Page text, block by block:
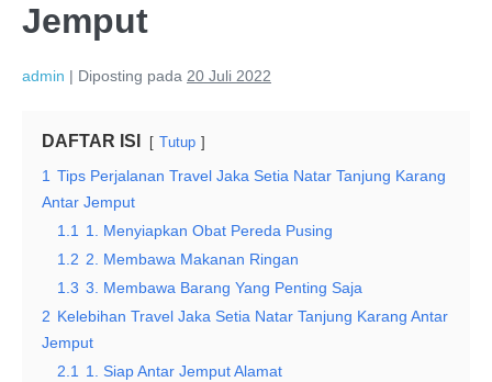
Jemput
admin | Diposting pada 20 Juli 2022
DAFTAR ISI Tutup
1 Tips Perjalanan Travel Jaka Setia Natar Tanjung Karang
Antar Jemput
1.1
1. Menyiapkan Obat Pereda Pusing
1.2 2. Membawa Makanan Ringan
1.3 3. Membawa Barang Yang Penting Saja
2 Kelebihan Travel Jaka Setia Natar Tanjung Karang Antar
Jemput
2.1
1. Siap Antar Jemput Alamat